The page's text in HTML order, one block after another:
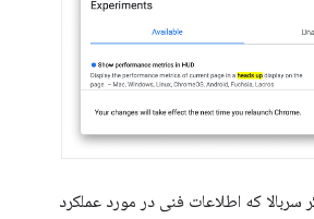
سربالا که اطلاعات فنی در مورد عملکرد